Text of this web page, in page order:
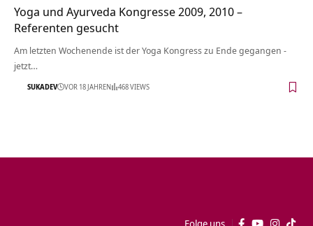
Yoga und Ayurveda Kongresse 2009, 2010 –
Referenten gesucht
Am letzten Wochenende ist der Yoga Kongress zu Ende gegangen -
jetzt…
SUKADEV VOR 18 JAHREN 468 VIEWS
Folge uns